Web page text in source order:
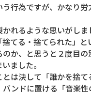
う行為ですが、かなり
れるような思いがしま
てる・捨てられた」
のか、と思うと２度目
ました。
は決して「誰かを捨
バンドに置ける「音楽